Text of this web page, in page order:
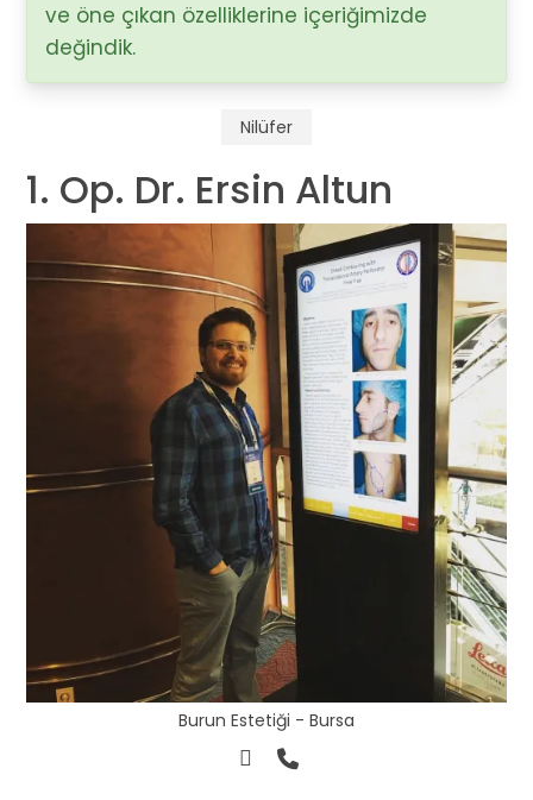
ve öne çıkan özelliklerine içeriğimizde
değindik.
Nilüfer
1. Op. Dr. Ersin Altun
Burun Estetiği - Bursa